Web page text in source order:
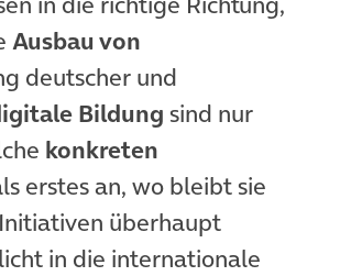
Ausbau von
deutscher und
Bildung sind nur
konkreten
erstes an, wo bleibt sie
überhaupt
in die internationale